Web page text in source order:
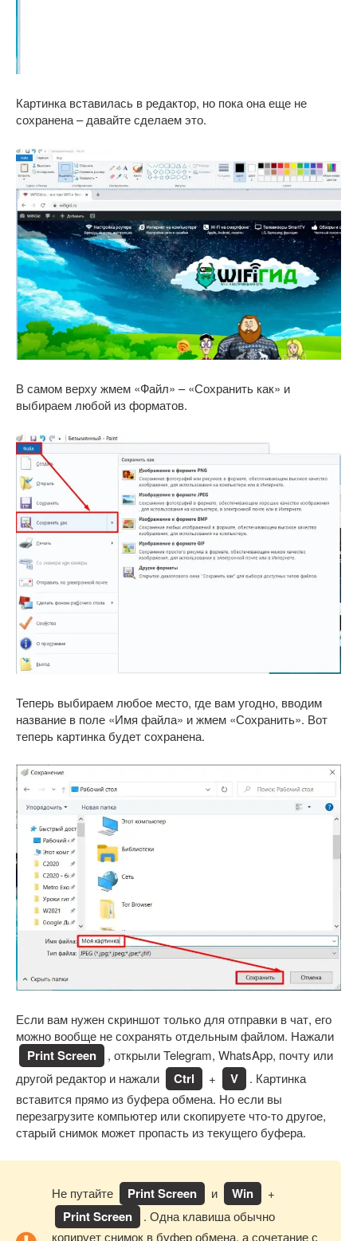
Картинка вставилась в редактор, но пока она еще не
сохранена – давайте сделаем это.
В самом верху жмем «Файл» – «Сохранить как» и
выбираем любой из форматов.
Теперь выбираем любое место, где вам угодно, вводим
название в поле «Имя файла» и жмем «Сохранить». Вот
теперь картинка будет сохранена.
Если вам нужен скриншот только для отправки в чат, его
можно вообще не сохранять отдельным файлом. Нажали
Print Screen
, открыли Telegram, WhatsApp, почту или
другой редактор и нажали
Ctrl + V
. Картинка
вставится прямо из буфера обмена. Но если вы
перезагрузите компьютер или скопируете что-то другое,
старый снимок может пропасть из текущего буфера.
Не путайте Print Screen и Win +
Print Screen
. Одна клавиша обычно
копирует снимок в буфер обмена, а сочетание с